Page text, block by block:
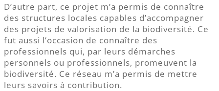
D’autre part, ce projet m’a permis de connaître
des structures locales capables d’accompagner
des projets de valorisation de la biodiversité. Ce
fut aussi l’occasion de connaître des
professionnels qui, par leurs démarches
personnels ou professionnels, promeuvent la
biodiversité. Ce réseau m’a permis de mettre
leurs savoirs à contribution.